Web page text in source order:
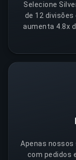
Selecione
de 12
aumenta 4.8x
Apenas nossos
com pedidos